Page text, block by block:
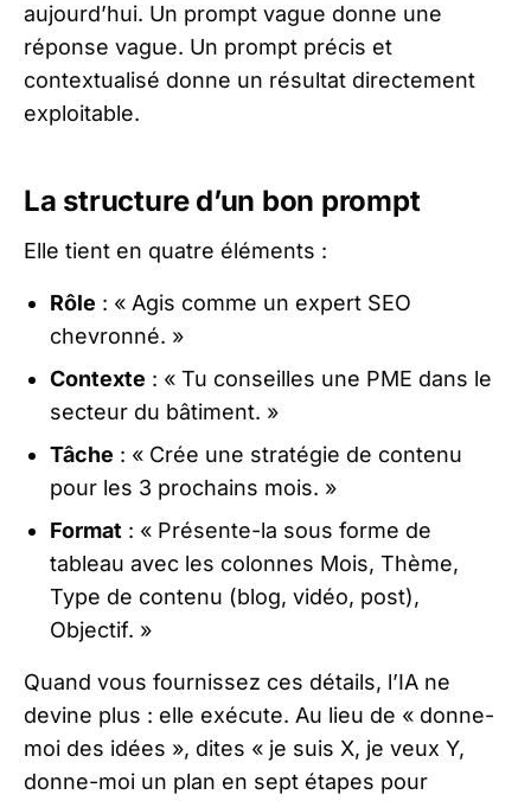
aujourd’hui. Un prompt vague donne une
réponse vague. Un prompt précis et
contextualisé donne un résultat directement
exploitable.
La structure d’un bon prompt
Elle tient en quatre éléments :
Rôle : « Agis comme un expert SEO
chevronné. »
Contexte : « Tu conseilles une PME dans le
secteur du bâtiment. »
Tâche : « Crée une stratégie de contenu
pour les 3 prochains mois. »
Format: « Présente-la sous forme de
tableau avec les colonnes Mois, Thème,
Type de contenu (blog, vidéo, post),
Objectif. »
Quand vous fournissez ces détails, l’IA ne
devine plus : elle exécute. Au lieu de « donne-
moi des idées », dites « je suis X, je veux Y,
donne-moi un plan en sept étapes pour